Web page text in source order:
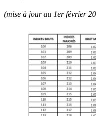
(mise à jour au 1er février